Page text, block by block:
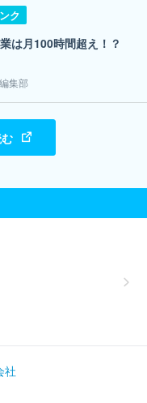
ク
は月100時間超え！？
集部
社